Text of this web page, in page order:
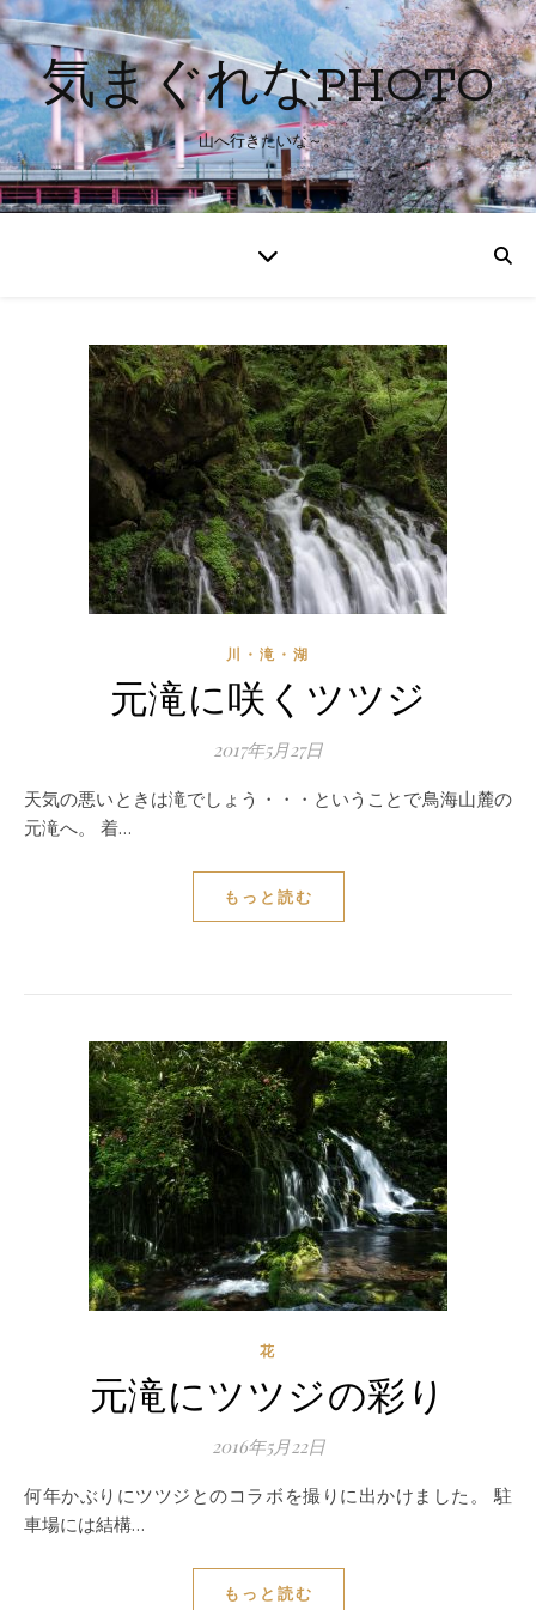
気まぐれなPHOTO
山へ行きたいな～。
川・滝・湖
元滝に咲くツツジ
2017年5月27日
天気の悪いときは滝でしょう・・・ということで鳥海山麓の
元滝へ。 着…
もっと読む
花
元滝にツツジの彩り
2016年5月22日
何年かぶりにツツジとのコラボを撮りに出かけました。 駐
車場には結構…
もっと読む